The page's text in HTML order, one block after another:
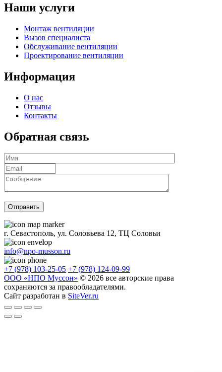
Наши услуги
Монтаж вентиляции
Вызов специалиста
Обслуживание вентиляции
Проектирование вентиляции
Информация
О нас
Отзывы
Контакты
Обратная связь
г. Севастополь, ул. Соловьева 12, ТЦ Соловьи
info@npo-musson.ru
+7 (978) 103-25-05 +7 (978) 124-09-99
ООО «НПО Муссон» © 2026 все авторские права
сохраняются за правообладателями.
Сайт разработан в SiteVer.ru